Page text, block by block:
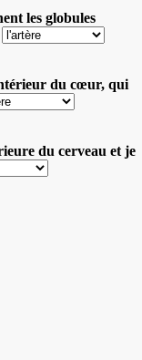
les globules
du cœur, qui
du cerveau et je